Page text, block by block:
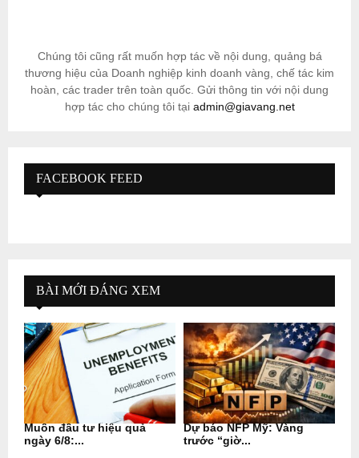
Chúng tôi cũng rất muốn hợp tác về nội dung, quảng bá
thương hiệu của Doanh nghiệp kinh doanh vàng, chế tác kim
hoàn, các trader trên toàn quốc. Gửi thông tin với nội dung
hợp tác cho chúng tôi tại admin@giavang.net
FACEBOOK FEED
BÀI MỚI ĐÁNG XEM
Muốn đầu tư hiệu quả
ngày 6/8:...
Dự báo NFP Mỹ: Vàng
trước “giờ...